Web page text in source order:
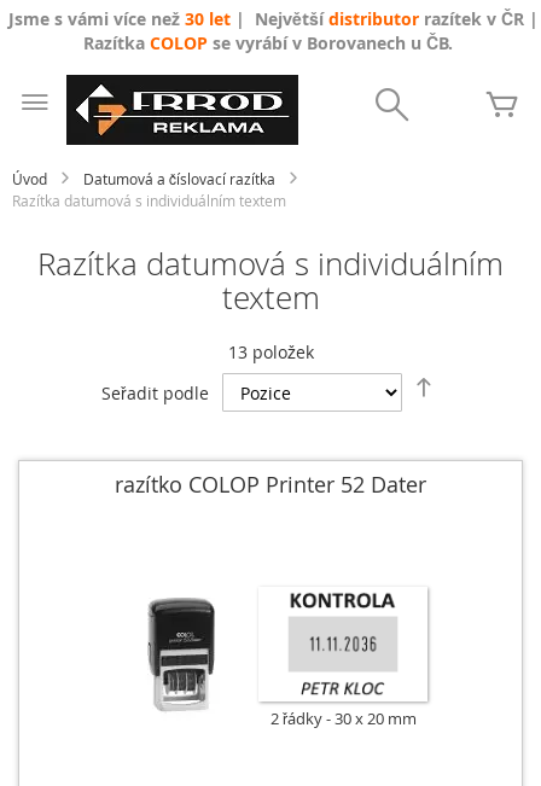
Jsme s vámi více než 30 let| Největšídistributorrazítek v ČR |
Razítka COLOP se vyrábí v Borovanech u ČB.
Přejít
na
obsah
Úvod
Datumová a číslovací razítka
Razítka datumová s individuálním textem
Razítka datumová s individuálním
textem
13položek
Seřadit podle
razítko COLOP Printer 52 Dater
2 řádky 30 x 20 mm